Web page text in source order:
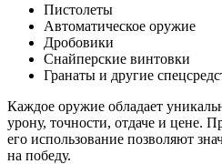
Пистолеты
Автоматическое оружие
Дробовики
Снайперские винтовки
Гранаты и другие
Каждое оружие обладает
урону, точности, отдаче и цене.
его использование позволяют
на победу.